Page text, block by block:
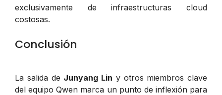
exclusivamente de infraestructuras cloud
costosas.
Conclusión
La salida de Junyang Lin y otros miembros clave
del equipo Qwen marca un punto de inflexión para